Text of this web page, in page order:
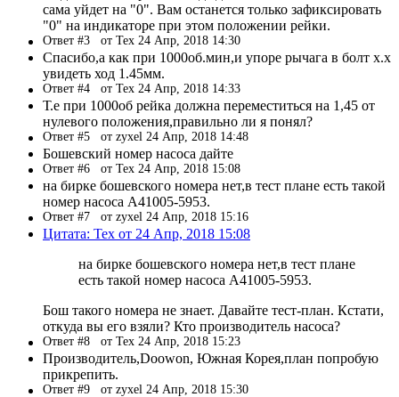
сама уйдет на "0". Вам останется только зафиксировать
"0" на индикаторе при этом положении рейки.
Ответ #3 от Tex 24 Апр, 2018 14:30
Спасибо,а как при 1000об.мин,и упоре рычага в болт х.х
увидеть ход 1.45мм.
Ответ #4 от Tex 24 Апр, 2018 14:33
Т.е при 1000об рейка должна переместиться на 1,45 от
нулевого положения,правильно ли я понял?
Ответ #5 от zyxel 24 Апр, 2018 14:48
Бошевский номер насоса дайте
Ответ #6 от Tex 24 Апр, 2018 15:08
на бирке бошевского номера нет,в тест плане есть такой
номер насоса A41005-5953.
Ответ #7 от zyxel 24 Апр, 2018 15:16
Цитата: Tex от 24 Апр, 2018 15:08
на бирке бошевского номера нет,в тест плане
есть такой номер насоса A41005-5953.
Бош такого номера не знает. Давайте тест-план. Кстати,
откуда вы его взяли? Кто производитель насоса?
Ответ #8 от Tex 24 Апр, 2018 15:23
Производитель,Doowon, Южная Корея,план попробую
прикрепить.
Ответ #9 от zyxel 24 Апр, 2018 15:30